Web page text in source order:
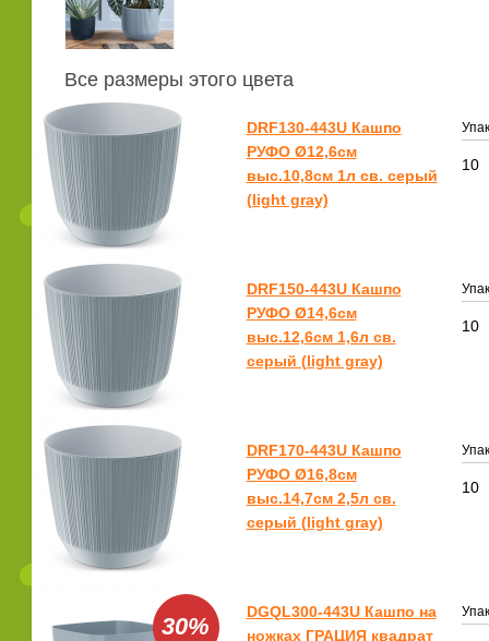
Все размеры этого цвета
DRF130-443U Кашпо
РУФО Ø12,6см
выс.10,8см 1л св. серый
(light gray)
10
DRF150-443U Кашпо
РУФО Ø14,6см
выс.12,6см 1,6л св.
серый (light gray)
10
DRF170-443U Кашпо
РУФО Ø16,8см
выс.14,7см 2,5л св.
серый (light gray)
10
30%
DGQL300-443U Кашпо на
ножках ГРАЦИЯ квадрат